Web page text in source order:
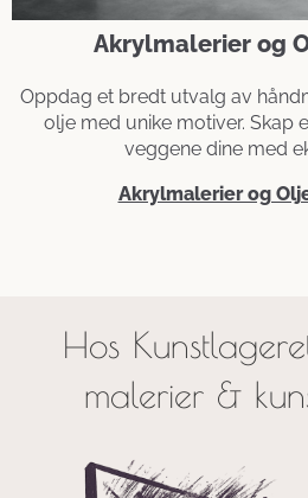
Akrylmalerier og
Oppdag et bredt utvalg av
olje med unike motiver. Skap
veggene dine med
Akrylmalerier og
Hos
malerier &